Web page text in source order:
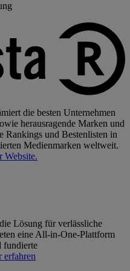
die besten Unternehmen
herausragende Marken und
Rankings und Bestenlisten in
Medienmarken weltweit.
Website.
Lösung für verlässliche
eine All-in-One-Plattform
fundierte
erfahren